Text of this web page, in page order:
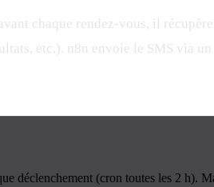
chaque rendez-vous, il
etc.). n8n envoie le SMS via
déclenchement (cron toutes les 2 h).